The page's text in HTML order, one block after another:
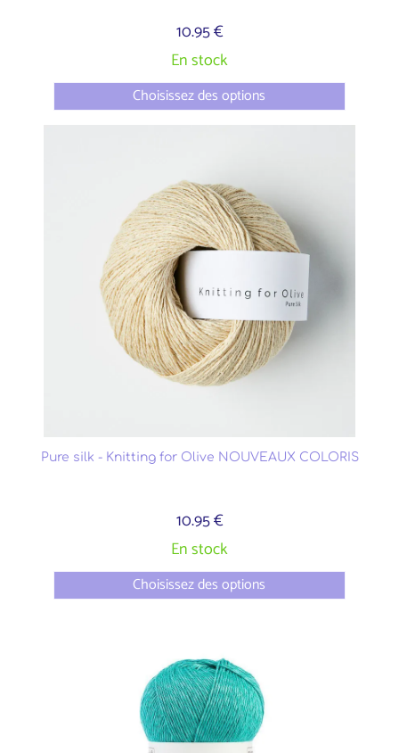
10.95 €
En stock
Choisissez des options
Pure silk - Knitting for Olive NOUVEAUX COLORIS
10.95 €
En stock
Choisissez des options